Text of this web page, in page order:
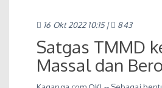
16 Okt 2022 10:15 | 843
Satgas TMMD
Massal dan